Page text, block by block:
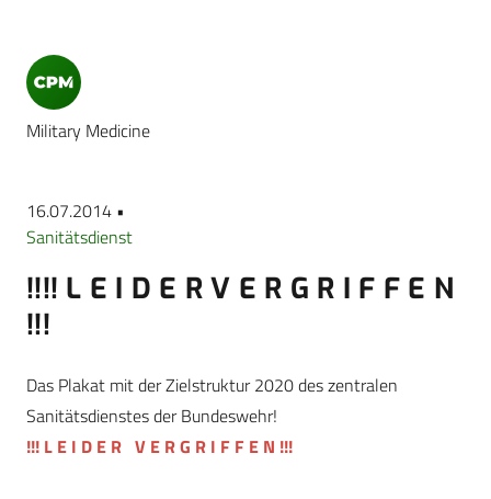
Military Medicine
16.07.2014 •
Sanitätsdienst
!!!! L E I D E R V E R G R I F F E N
!!!
Das Plakat mit der Zielstruktur 2020 des zentralen
Sanitätsdienstes der Bundeswehr!
!!! L E I D E R V E R G R I F F E N !!!